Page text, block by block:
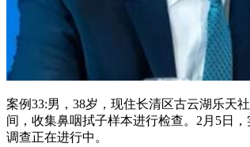
案例33:男，38岁，现住长清区古云湖乐天
间，收集鼻咽拭子样本进行检查。2月5日
调查正在进行中。